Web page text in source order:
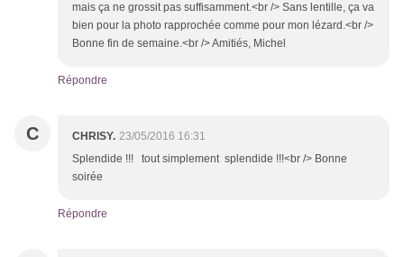
mais ça ne grossit pas suffisamment.<br /> Sans lentille, ça va
bien pour la photo rapprochée comme pour mon lézard.<br />
Bonne fin de semaine.<br /> Amitiés, Michel
Répondre
C CHRISY. 23/05/2016 16:31
Splendide !!! tout simplement splendide !!!<br /> Bonne
soirée
Répondre